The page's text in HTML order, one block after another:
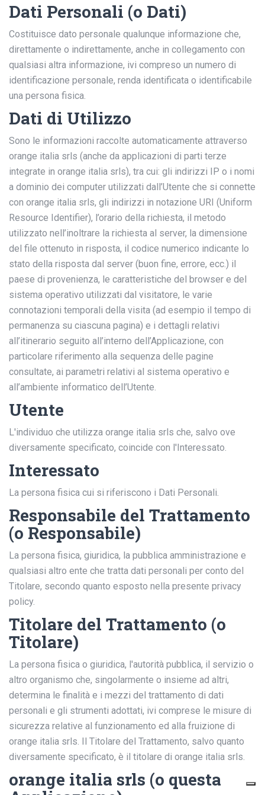
Dati Personali (o Dati)
Costituisce dato personale qualunque informazione che,
direttamente o indirettamente, anche in collegamento con
qualsiasi altra informazione, ivi compreso un numero di
identificazione personale, renda identificata o identificabile
una persona fisica.
Dati di Utilizzo
Sono le informazioni raccolte automaticamente attraverso
orange italia srls (anche da applicazioni di parti terze
integrate in orange italia srls), tra cui: gli indirizzi IP o i nomi
a dominio dei computer utilizzati dall’Utente che si connette
con orange italia srls, gli indirizzi in notazione URI (Uniform
Resource Identifier), l’orario della richiesta, il metodo
utilizzato nell’inoltrare la richiesta al server, la dimensione
del file ottenuto in risposta, il codice numerico indicante lo
stato della risposta dal server (buon fine, errore, ecc.) il
paese di provenienza, le caratteristiche del browser e del
sistema operativo utilizzati dal visitatore, le varie
connotazioni temporali della visita (ad esempio il tempo di
permanenza su ciascuna pagina) e i dettagli relativi
all’itinerario seguito all’interno dell’Applicazione, con
particolare riferimento alla sequenza delle pagine
consultate, ai parametri relativi al sistema operativo e
all’ambiente informatico dell’Utente.
Utente
L'individuo che utilizza orange italia srls che, salvo ove
diversamente specificato, coincide con l'Interessato.
Interessato
La persona fisica cui si riferiscono i Dati Personali.
Responsabile del Trattamento
(o Responsabile)
La persona fisica, giuridica, la pubblica amministrazione e
qualsiasi altro ente che tratta dati personali per conto del
Titolare, secondo quanto esposto nella presente privacy
policy.
Titolare del Trattamento (o
Titolare)
La persona fisica o giuridica, l'autorità pubblica, il servizio o
altro organismo che, singolarmente o insieme ad altri,
determina le finalità e i mezzi del trattamento di dati
personali e gli strumenti adottati, ivi comprese le misure di
sicurezza relative al funzionamento ed alla fruizione di
orange italia srls. Il Titolare del Trattamento, salvo quanto
diversamente specificato, è il titolare di orange italia srls.
orange italia srls (o questa